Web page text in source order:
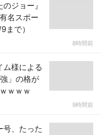
ジョー』
名スポー
で）
8時間前
ム様による
」の格が
ｗｗｗ
9時間前
号、たった